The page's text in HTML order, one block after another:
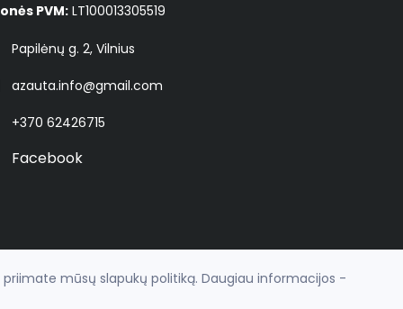
PVM:LT100013305519
Papilėnų g. 2, Vilnius
azauta.info@gmail.com
+370 62426715
Facebook
mūsų slapukų politiką. Daugiau informacijos -